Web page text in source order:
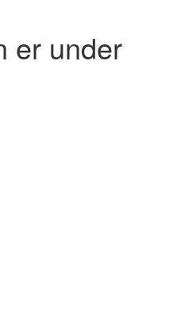
er under